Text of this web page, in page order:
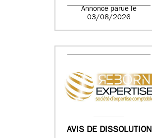
Annonce parue le
03/08/2026
AVIS DE DISSOLUTION